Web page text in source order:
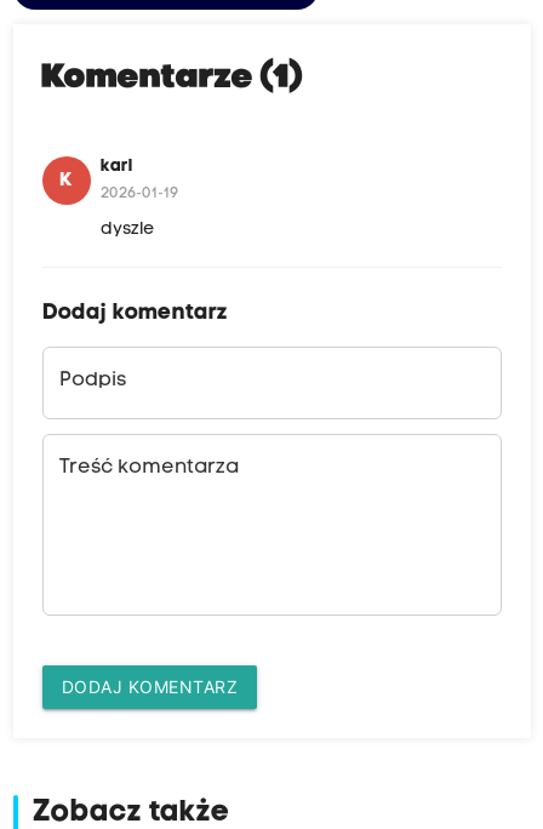
Komentarze (1)
K
karl
2026-01-19
dyszle
Dodaj komentarz
Podpis
Treść komentarza
DODAJ KOMENTARZ
Zobacz także